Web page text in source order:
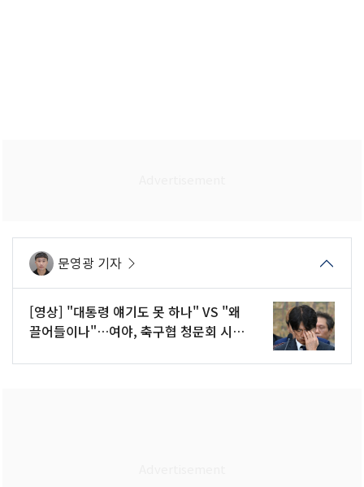
문영광 기자
[영상] "대통령 얘기도 못 하나" VS "왜
끌어들이나"…여야, 축구협 청문회 시작